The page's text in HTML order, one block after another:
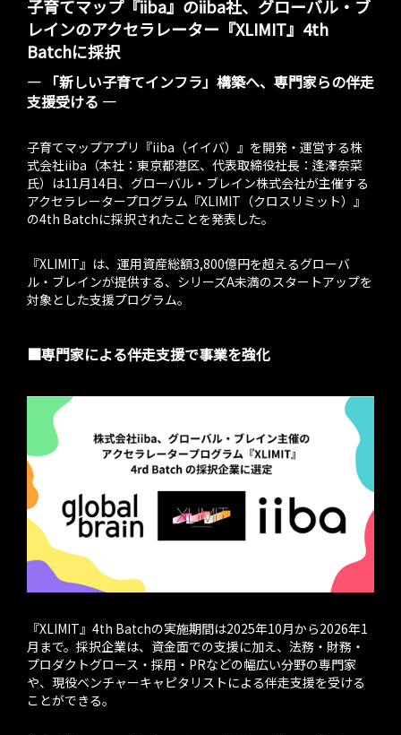
子育てマップ『iiba』のiiba社、グローバル・ブ
レインのアクセラレーター『XLIMIT』4th
Batchに採択
― 「新しい子育てインフラ」構築へ、専門家らの伴走
支援受ける ―
子育てマップアプリ『iiba（イイバ）』を開発・運営する株
式会社iiba（本社：東京都港区、代表取締役社長：逢澤奈菜
氏）は11月14日、グローバル・ブレイン株式会社が主催する
アクセラレータープログラム『XLIMIT（クロスリミット）』
の4th Batchに採択されたことを発表した。
『XLIMIT』は、運用資産総額3,800億円を超えるグローバ
ル・ブレインが提供する、シリーズA未満のスタートアップを
対象とした支援プログラム。
■専門家による伴走支援で事業を強化
『XLIMIT』4th Batchの実施期間は2025年10月から2026年1
月まで。採択企業は、資金面での支援に加え、法務・財務・
プロダクトグロース・採用・PRなどの幅広い分野の専門家
や、現役ベンチャーキャピタリストによる伴走支援を受ける
ことができる。